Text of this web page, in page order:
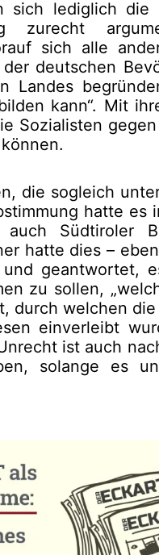
sich lediglich die
zurecht
sich alle
deutschen
Landes
kann“. Mit
Sozialisten
die sogleich
hatte es
Südtiroler
hatte dies –
und geantwortet,
zu sollen,
durch welchen
einverleibt
ist auch
solange es